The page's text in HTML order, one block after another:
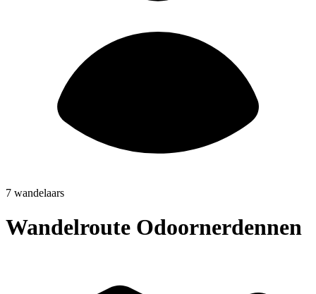
7 wandelaars
Wandelroute Odoornerdennen